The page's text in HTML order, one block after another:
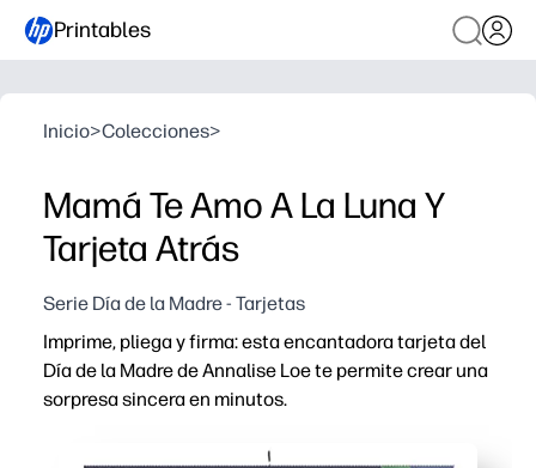
Printables
Inicio>Colecciones>
Mamá Te Amo A La Luna Y
Tarjeta Atrás
Serie Día de la Madre - Tarjetas
Imprime, pliega y firma: esta encantadora tarjeta del
Día de la Madre de Annalise Loe te permite crear una
sorpresa sincera en minutos.
Comodidad sin preparación: descargue, imprima y